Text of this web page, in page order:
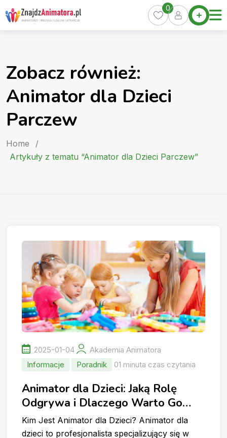
Skip
to
content
Home
Oferty
Kurs
0
Zobacz również:
Animator dla Dzieci
Parczew
Home
/
Artykuły z tematu “Animator dla Dzieci Parczew”
2025-01-04
Akademia Animatora
Informacje
Poradnik 01 minuta czas czytania
Animator dla Dzieci: Jaką Rolę
Odgrywa i Dlaczego Warto Go
Wynająć?
Kim Jest Animator dla Dzieci? Animator dla
dzieci to profesjonalista specjalizujący się w